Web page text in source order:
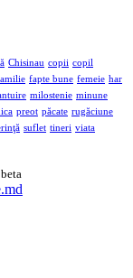
Chisinau copii copil
fapte bune femeie har
milostenie minune
preot păcate rugăciune
suflet tineri viata